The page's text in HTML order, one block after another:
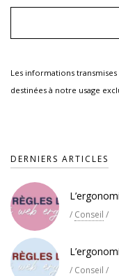
Les informations
destinées à notre usage
DERNIERS ARTICLES
/ Conseil /
/ Conseil /